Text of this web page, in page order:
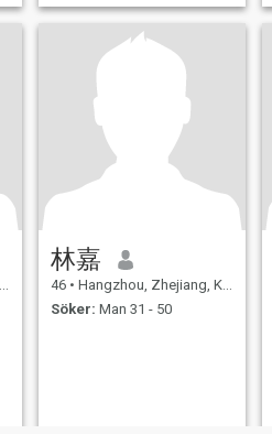
林嘉
46 • Hangzhou, Zhejiang, Kina
Söker: Man 31 - 50